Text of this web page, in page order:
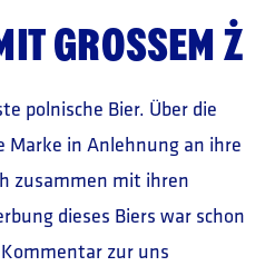
GROSSEM Ż
polnische Bier. Über die
Marke in Anlehnung an ihre
zusammen mit ihren
dieses Biers war schon
zur uns